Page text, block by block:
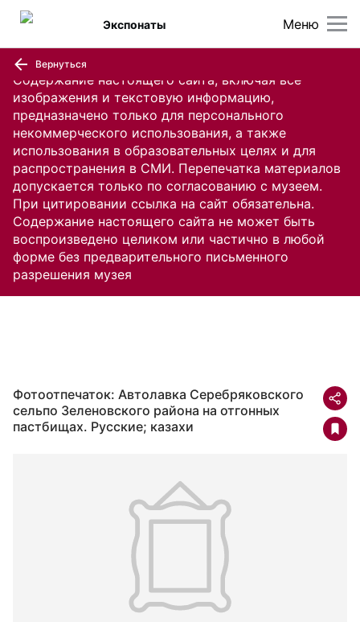
Содержание настоящего сайта, включая все
изображения и текстовую информацию,
предназначено только для персонального
некоммерческого использования, а также
использования в образовательных целях и для
распространения в СМИ. Перепечатка материалов
допускается только по согласованию с музеем.
При цитировании ссылка на сайт обязательна.
Содержание настоящего сайта не может быть
воспроизведено целиком или частично в любой
форме без предварительного письменного
разрешения музея
Меню
Экспонаты
Вернуться
Фотоотпечаток: Автолавка Серебряковского
сельпо Зеленовского района на отгонных
пастбищах. Русские; казахи